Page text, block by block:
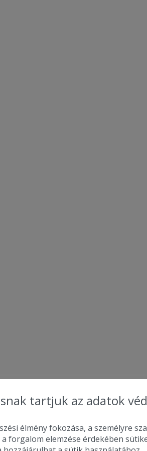
tartjuk az adatok
élmény fokozása, a személyre
forgalom elemzése érdekében